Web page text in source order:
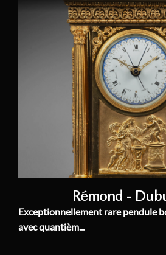
Rémond -
Exceptionnellement rare pendule
avec quantièm...